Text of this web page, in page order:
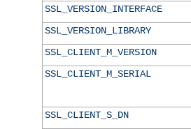
SSL_VERSION_INTERFACE
SSL_VERSION_LIBRARY
SSL_CLIENT_M_VERSION
SSL_CLIENT_M_SERIAL
SSL_CLIENT_S_DN